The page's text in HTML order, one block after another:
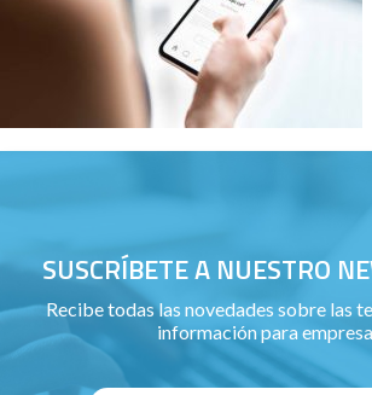
SUSCRÍBETE A NUESTRO
Recibe todas las novedades sobre las
información para